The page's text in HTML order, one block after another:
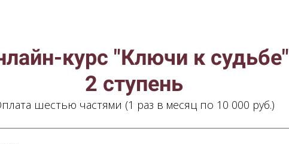
курс "Ключи к судьбе"
2 ступень
шестью частями (1 раз в месяц по 10 000 руб.)